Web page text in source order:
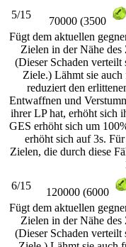
5/15
70000 (3500
Fügt dem aktuellen
Zielen in der Nähe
(Dieser Schaden verteilt
Ziele.) Lähmt sie
reduziert den
Entwaffnen und
ihrer LP hat, erhöht sich
GES erhöht sich um
erhöht sich auf 3s.
Zielen, die durch diese
6/15
120000 (6000
Fügt dem aktuellen
Zielen in der Nähe
(Dieser Schaden verteilt